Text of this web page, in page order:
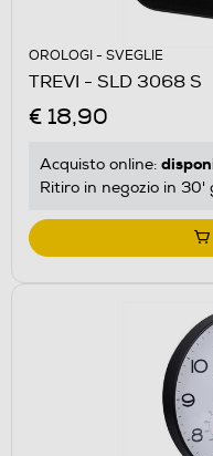
OROLOGI - SVEGLIE
TREVI - SLD 3068 S
€ 18,90
Acquisto online:
Ritiro in negozio in 30'